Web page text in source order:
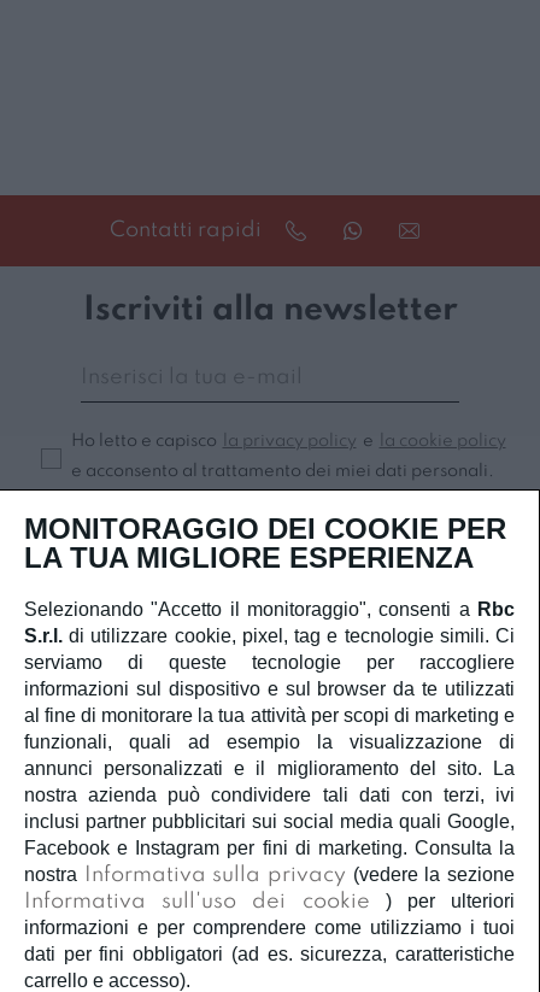
Contatti rapidi
Iscriviti alla newsletter
Ho letto e capisco la privacy policy e
la cookie policy
e acconsento al trattamento dei miei dati personali.
Iscriviti
SERVIZIO CLIENTI
ACCOUNT
CORPORATE
INFORMAZIONI LEGALI
SEGUICI
MONITORAGGIO DEI COOKIE PER
LA TUA MIGLIORE ESPERIENZA
Selezionando "Accetto il monitoraggio", consenti a Rbc
S.r.l. di utilizzare cookie, pixel, tag e tecnologie simili. Ci
serviamo di queste tecnologie per raccogliere
informazioni sul dispositivo e sul browser da te utilizzati
al fine di monitorare la tua attività per scopi di marketing e
funzionali, quali ad esempio la visualizzazione di
annunci personalizzati e il miglioramento del sito. La
nostra azienda può condividere tali dati con terzi, ivi
inclusi partner pubblicitari sui social media quali Google,
Facebook e Instagram per fini di marketing. Consulta la
nostra
Informativa sulla privacy (vedere la sezione
Informativa sull'uso dei cookie
) per ulteriori
informazioni e per comprendere come utilizziamo i tuoi
dati per fini obbligatori (ad es. sicurezza, caratteristiche
carrello e accesso).